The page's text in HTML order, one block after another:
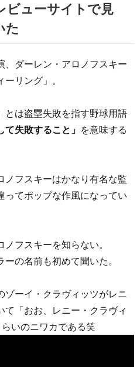
ビューサイトで見
た
、ダーレン・アロノフスキー
リング」。
とは盗塁失敗を指す野球用語
て失敗すること」 を意味する
ノフスキーはかなり有名な監
ってポップな作風になってい
フスキーを知らない。
の名前も初めて聞いた。
ゾーイ・クラヴィッツがレニ
て「おお、レニー・クラヴィ
いのニワカである笑